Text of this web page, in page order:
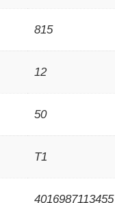
815
12
50
T1
4016987113455